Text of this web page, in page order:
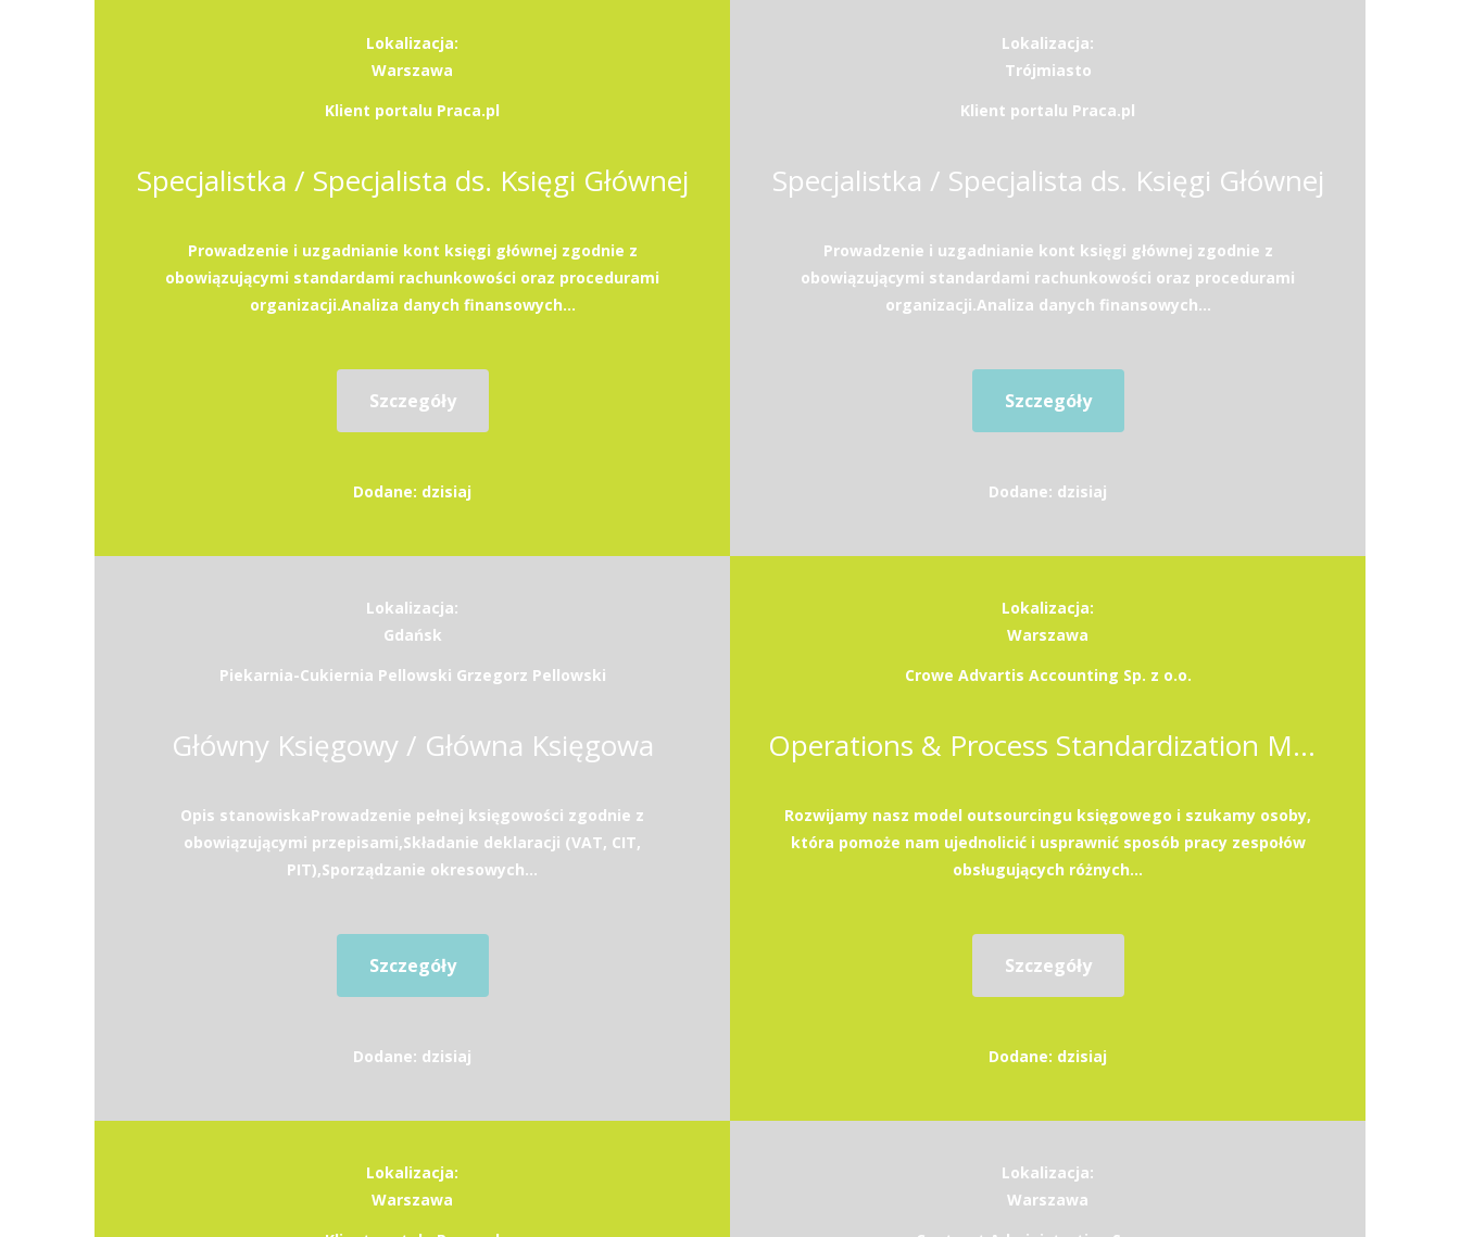
Lokalizacja:
Warszawa
Klient portalu Praca.pl
Specjalistka / Specjalista ds. Księgi Głównej
Prowadzenie i uzgadnianie kont księgi głównej zgodnie z
obowiązującymi standardami rachunkowości oraz procedurami
organizacji.Analiza danych finansowych...
Szczegóły
Dodane: dzisiaj
Lokalizacja:
Trójmiasto
Klient portalu Praca.pl
Specjalistka / Specjalista ds. Księgi Głównej
Prowadzenie i uzgadnianie kont księgi głównej zgodnie z
obowiązującymi standardami rachunkowości oraz procedurami
organizacji.Analiza danych finansowych...
Szczegóły
Dodane: dzisiaj
Lokalizacja:
Gdańsk
Piekarnia-Cukiernia Pellowski Grzegorz Pellowski
Główny Księgowy / Główna Księgowa
Opis stanowiskaProwadzenie pełnej księgowości zgodnie z
obowiązującymi przepisami,Składanie deklaracji (VAT, CIT,
PIT),Sporządzanie okresowych...
Szczegóły
Dodane: dzisiaj
Lokalizacja:
Warszawa
Crowe Advartis Accounting Sp. z o.o.
Operations & Process Standardization Manager
Rozwijamy nasz model outsourcingu księgowego i szukamy osoby,
która pomoże nam ujednolicić i usprawnić sposób pracy zespołów
obsługujących różnych...
Szczegóły
Dodane: dzisiaj
Lokalizacja:
Warszawa
Lokalizacja:
Warszawa